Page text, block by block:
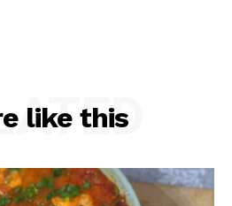
like this